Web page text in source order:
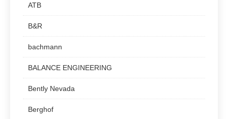
ATB
B&R
bachmann
BALANCE ENGINEERING
Bently Nevada
Berghof